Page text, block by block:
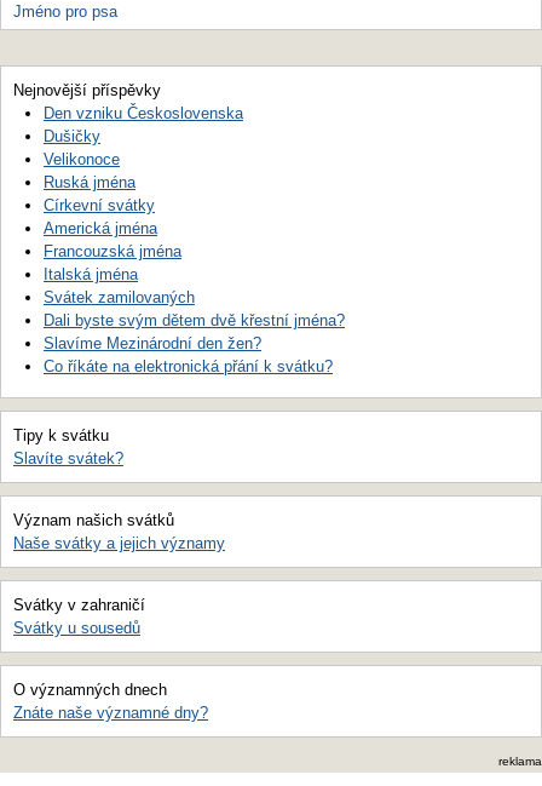
Jméno pro psa
Nejnovější příspěvky
Den vzniku Československa
Dušičky
Velikonoce
Ruská jména
Církevní svátky
Americká jména
Francouzská jména
Italská jména
Svátek zamilovaných
Dali byste svým dětem dvě křestní jména?
Slavíme Mezinárodní den žen?
Co říkáte na elektronická přání k svátku?
Tipy k svátku
Slavíte svátek?
Význam našich svátků
Naše svátky a jejich významy
Svátky v zahraničí
Svátky u sousedů
O významných dnech
Znáte naše významné dny?
reklama